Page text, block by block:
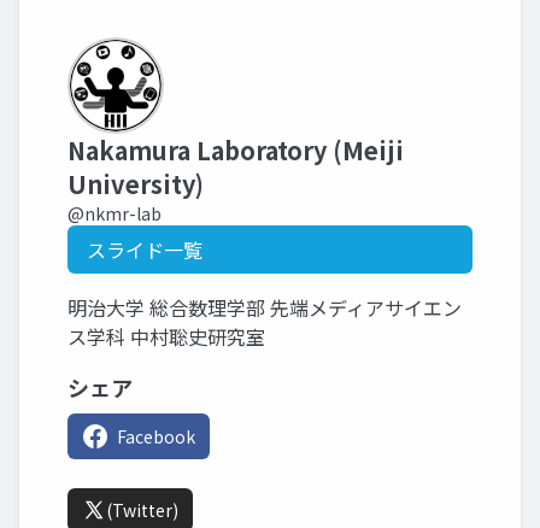
Nakamura Laboratory (Meiji
University)
@nkmr-lab
スライド一覧
明治大学 総合数理学部 先端メディアサイエン
ス学科 中村聡史研究室
シェア
Facebook
(Twitter)